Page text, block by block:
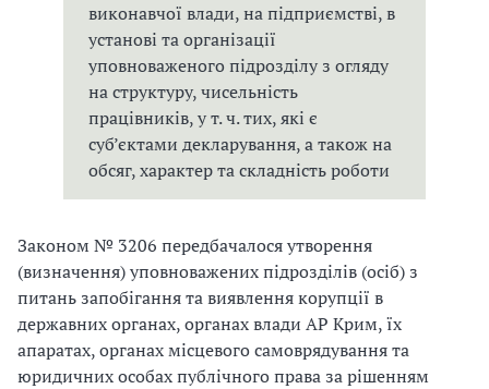
виконавчої влади, на підприємстві, в
установі та організації
уповноваженого підрозділу з огляду
на структуру, чисельність
працівників, у т. ч. тих, які є
суб’єктами декларування, а також на
обсяг, характер та складність роботи
Законом № 3206 передбачалося утворення
(визначення) уповноважених підрозділів (осіб) з
питань запобігання та виявлення корупції в
державних органах, органах влади АР Крим, їх
апаратах, органах місцевого самоврядування та
юридичних особах публічного права за рішенням